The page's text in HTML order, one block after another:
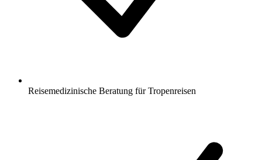
Reisemedizinische Beratung für Tropenreisen